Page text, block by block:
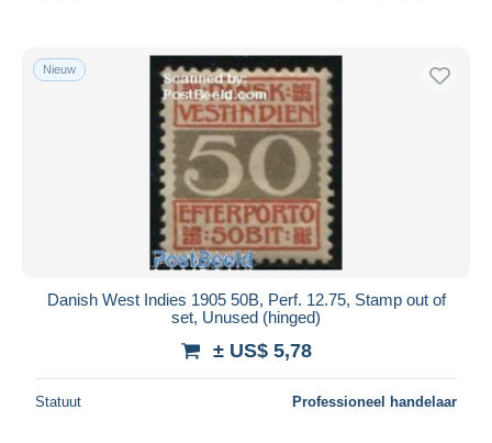
Nieuw
Danish West Indies 1905 50B, Perf. 12.75, Stamp out of
set, Unused (hinged)
± US$ 5,78
Statuut Professioneel handelaar